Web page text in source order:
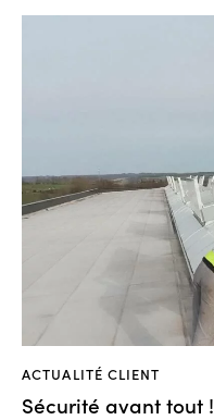
ACTUALITÉ CLIENT
Sécurité avant tout !